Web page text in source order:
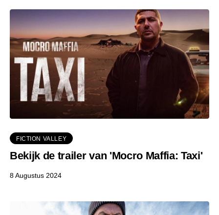
FICTION VALLEY
Bekijk de trailer van 'Mocro Maffia: Taxi'
8 Augustus 2024